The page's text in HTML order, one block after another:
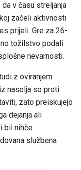
v času streljanja
začeli aktivnosti
prijeli. Gre za 26-
tožilstvo podali
nevarnosti.
z oviranjem
naselja so proti
zato preiskujejo
dejanja ali
bil nihče
službena